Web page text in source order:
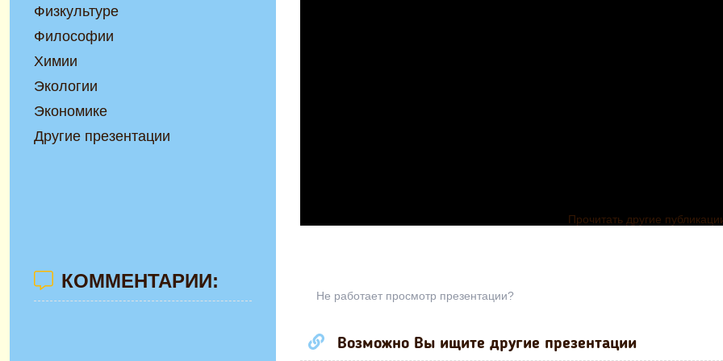
Прочитать другие
Не работает просмотр презентации?
Возможно Вы ищите другие презентации
Физкультуре
Философии
Химии
Экологии
Экономике
Другие презентации
КОММЕНТАРИИ: